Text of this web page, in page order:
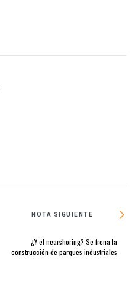
NOTA SIGUIENTE
¿Y el nearshoring? Se frena la
construcción de parques industriales